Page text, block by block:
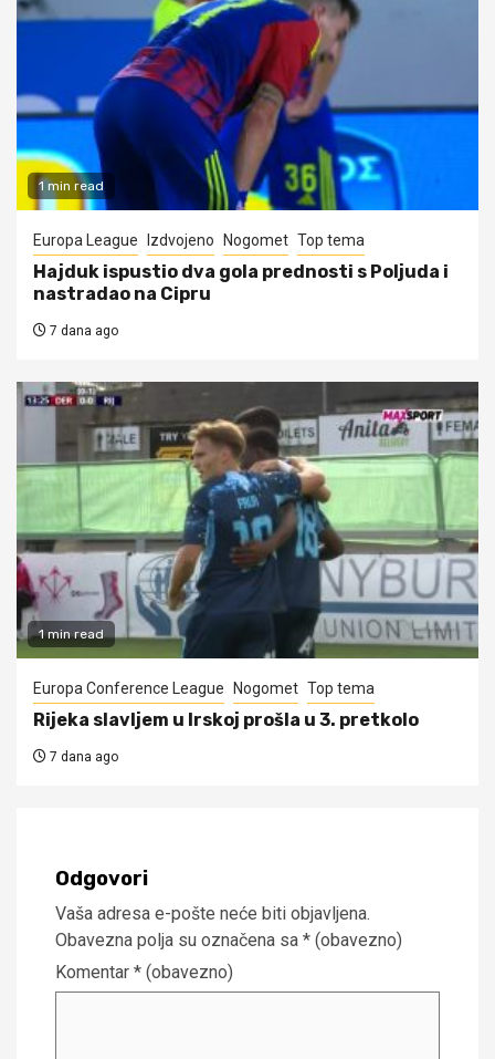
1 min read
Europa League Izdvojeno Nogomet Top tema
Hajduk ispustio dva gola prednosti s Poljuda i
nastradao na Cipru
7 dana ago
1 min read
Europa Conference League Nogomet Top tema
Rijeka slavljem u Irskoj prošla u 3. pretkolo
7 dana ago
Odgovori
Vaša adresa e-pošte neće biti objavljena.
Obavezna polja su označena sa * (obavezno)
Komentar * (obavezno)